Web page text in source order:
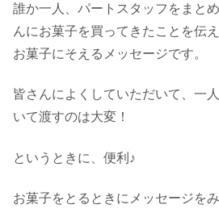
誰か一人、パートスタッフをまと
んにお菓子を買ってきたことを伝
お菓子にそえるメッセージです。
皆さんによくしていただいて、一
いて渡すのは大変！
というときに、便利♪
お菓子をとるときにメッセージを